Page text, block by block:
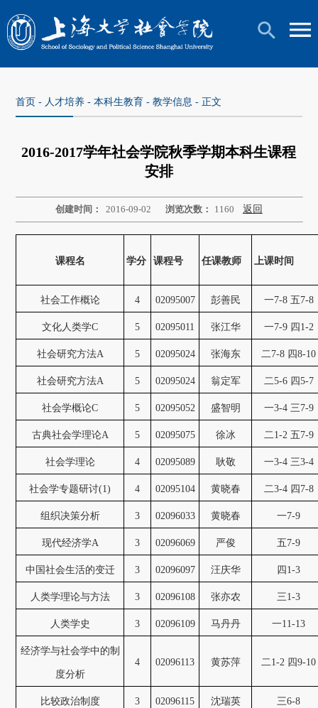
首页 - 人才培养 -本科生教育 -教学信息 - 正文
2016-2017学年社会学院秋季学期本科生课程
安排
创建时间： 2016-09-02 浏览次数： 1160 返回
课程名 学分 课程号 任课教师 上课时间
社会工作概论 4 02095007 彭善民 一7-8 五7-8
文化人类学C 5 02095011 张江华 一7-9 四1-2
社会研究方法A 5 02095024 张海东 二7-8 四8-10
社会研究方法A 5 02095024 翁定军 二5-6 四5-7
社会学概论C 5 02095052 盛智明 一3-4 三7-9
古典社会学理论A 5 02095075 徐冰 二1-2 五7-9
社会学理论 4 02095089 耿敬 一3-4 三3-4
社会学专题研讨(1) 4 02095104 黄晓春 二3-4 四7-8
组织决策分析 3 02096033 黄晓春 一7-9
现代经济学A 3 02096069 严俊 五7-9
中国社会生活的变迁 3 02096097 汪庆华 四1-3
人类学理论与方法 3 02096108 张亦农 三1-3
人类学史 3 02096109 马丹丹 一11-13
经济学与社会学中的制
度分析
4 02096113 黄苏萍 二1-2 四9-10
比较政治制度 3 02096115 沈瑞英 三6-8